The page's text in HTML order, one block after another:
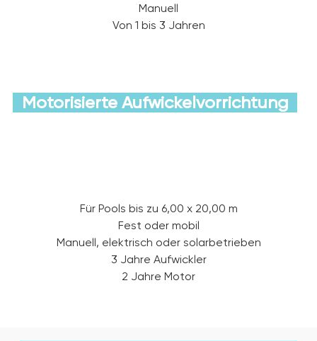
Manuell
Von 1 bis 3 Jahren
Motorisierte Aufwickelvorrichtung
Für Pools bis zu 6,00 x 20,00 m
Fest oder mobil
Manuell, elektrisch oder solarbetrieben
3 Jahre Aufwickler
2 Jahre Motor